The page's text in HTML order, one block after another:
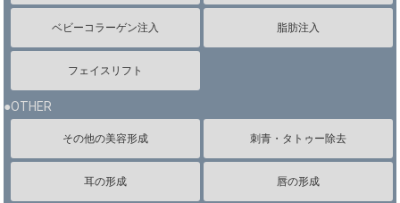
ベビーコラーゲン注入 脂肪注入
フェイスリフト
●OTHER
その他の美容形成 刺青・タトゥー除去
耳の形成 唇の形成